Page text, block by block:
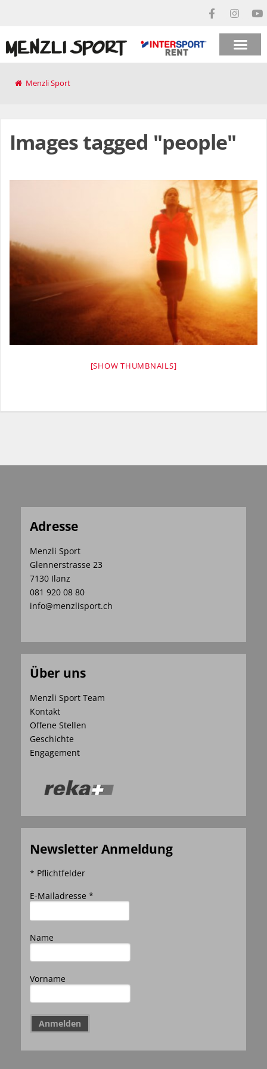
Menzli Sport
Images tagged "people"
[SHOW THUMBNAILS]
Adresse
Menzli Sport
Glennerstrasse 23
7130 Ilanz
081 920 08 80
info@menzlisport.ch
Über uns
Menzli Sport Team
Kontakt
Offene Stellen
Geschichte
Engagement
Newsletter Anmeldung
* Pflichtfelder
E-Mailadresse *
Name
Vorname